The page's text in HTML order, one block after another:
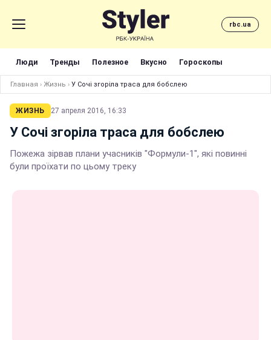
rbc.ua
Люди Тренды Полезное Вкусно Гороскопы
Главная › Жизнь › У Сочі згоріла траса для бобслею
ЖИЗНЬ 27 апреля 2016, 16:33
У Сочі згоріла траса для бобслею
Пожежа зірвав плани учасників "Формули-1", які повинні
були проїхати по цьому треку